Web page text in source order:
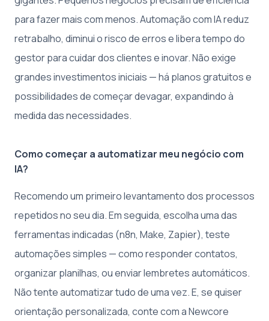
para fazer mais com menos. Automação com IA reduz
retrabalho, diminui o risco de erros e libera tempo do
gestor para cuidar dos clientes e inovar. Não exige
grandes investimentos iniciais — há planos gratuitos e
possibilidades de começar devagar, expandindo à
medida das necessidades.
Como começar a automatizar meu negócio com
IA?
Recomendo um primeiro levantamento dos processos
repetidos no seu dia. Em seguida, escolha uma das
ferramentas indicadas (n8n, Make, Zapier), teste
automações simples — como responder contatos,
organizar planilhas, ou enviar lembretes automáticos.
Não tente automatizar tudo de uma vez. E, se quiser
orientação personalizada, conte com a Newcore